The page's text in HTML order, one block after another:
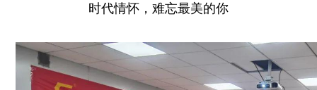
时代情怀，难忘最美的你